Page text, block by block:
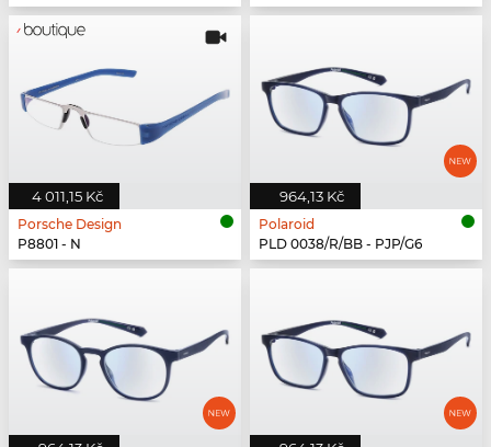
4 011,15 Kč
Porsche Design
P8801 - N
964,13 Kč
Polaroid
PLD 0038/R/BB - PJP/G6